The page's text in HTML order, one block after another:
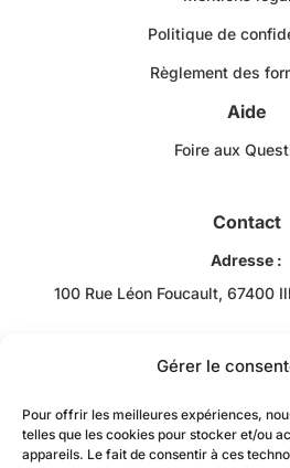
Gérer le
Pour offrir les meilleures expériences,
telles que les cookies pour stocker et/ou
appareils. Le fait de consentir à ces
Politique de
Règlement des
Aide
Foire aux
Contact
Adresse :
100 Rue Léon Foucault, 67400
Bob